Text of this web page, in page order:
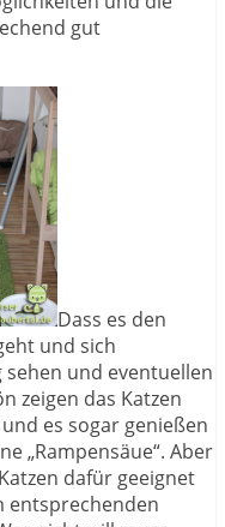
gut
Dass es den
und sich
und eventuellen
zeigen das Katzen
es sogar genießen
„Rampensäue“. Aber
dafür geeignet
entsprechenden